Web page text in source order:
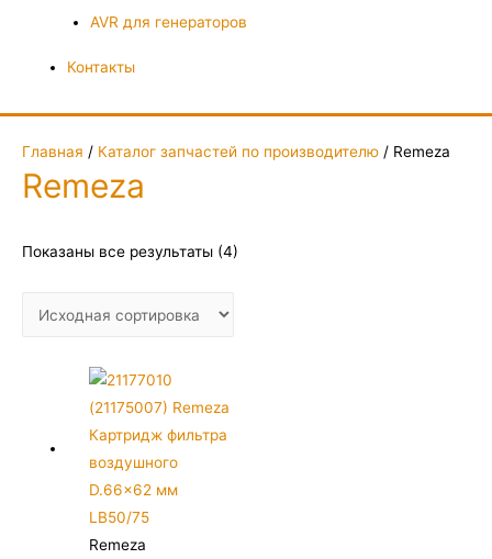
AVR для генераторов
Контакты
Главная / Каталог запчастей по производителю / Remeza
Remeza
Показаны все результаты (4)
Remeza